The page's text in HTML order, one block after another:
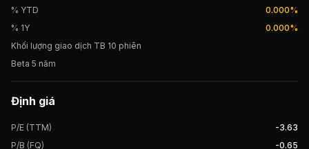
% YTD
0.000%
% 1Y
0.000%
Khối lượng giao dịch TB 10 phiên
Beta 5 năm
Định giá
P/E (TTM)
-3.63
P/B (FQ)
-0.65